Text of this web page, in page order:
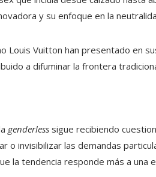
y su enfoque en la
Louis Vuitton han presentado en
a difuminar la frontera
genderless sigue recibiendo
o invisibilizar las demandas
la tendencia responde más a una